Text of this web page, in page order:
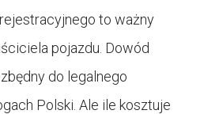
to ważny
pojazdu. Dowód
do legalnego
Polski. Ale ile kosztuje